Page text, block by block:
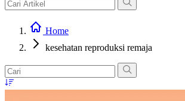
Home
kesehatan reproduksi remaja